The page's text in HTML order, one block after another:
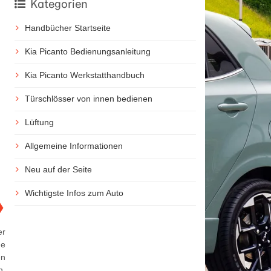
Kategorien
Handbücher Startseite
Kia Picanto Bedienungsanleitung
Kia Picanto Werkstatthandbuch
Türschlösser von innen bedienen
Lüftung
Allgemeine Informationen
Neu auf der Seite
Wichtigste Infos zum Auto